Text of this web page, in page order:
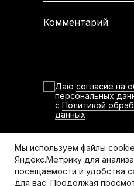
Комментарий
Даю согласие на
персональных
с Политикой
данных
Отправить
Политика
Мы используем файлы
Яндекс.Метрику для анализа
посещаемости и удобства
для вас. Продолжая